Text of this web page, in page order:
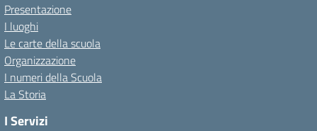
Presentazione
I luoghi
Le carte della scuola
Organizzazione
I numeri della Scuola
La Storia
I Servizi